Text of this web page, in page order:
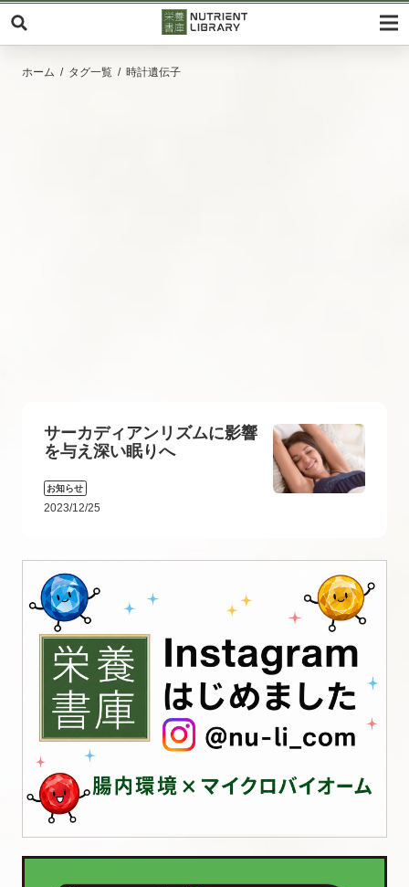
ホーム タグ一覧 時計遺伝子
サーカディアンリズムに影響
を与え深い眠りへ
お知らせ
2023/12/25